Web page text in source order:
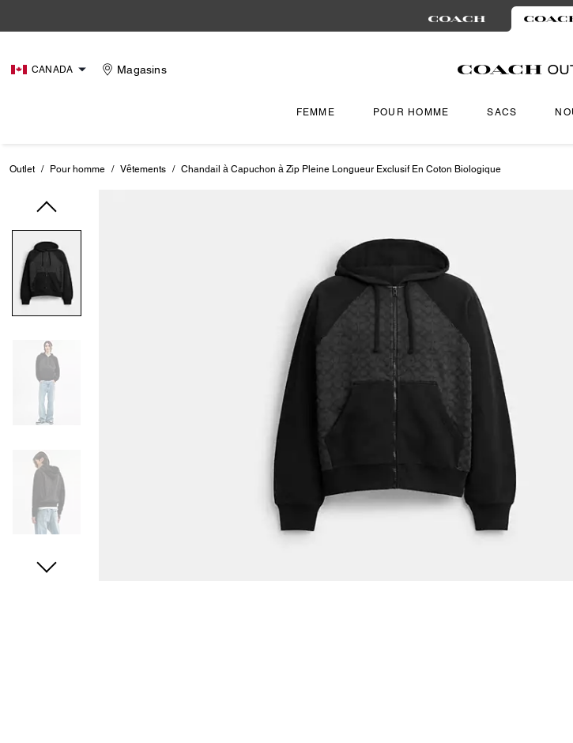
CANADA Magasins
FEMME POUR HOMME SACS
Outlet / Pour homme / Vêtements / Chandail à Capuchon à Zip Pleine Longueur Exclusif En Coton Biologique